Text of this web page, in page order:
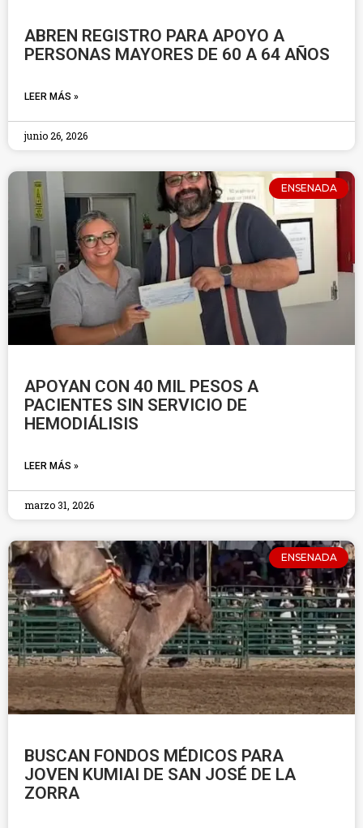
ABREN REGISTRO PARA APOYO A
PERSONAS MAYORES DE 60 A 64 AÑOS
LEER MÁS »
junio 26, 2026
ENSENADA
APOYAN CON 40 MIL PESOS A
PACIENTES SIN SERVICIO DE
HEMODIÁLISIS
LEER MÁS »
marzo 31, 2026
ENSENADA
BUSCAN FONDOS MÉDICOS PARA
JOVEN KUMIAI DE SAN JOSÉ DE LA
ZORRA